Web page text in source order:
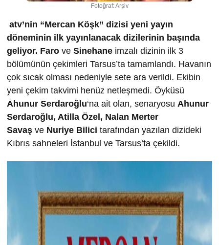
Fotoğraf: Arşiv
atv’nin “Mercan Köşk” dizisi yeni yayın
döneminin ilk yayınlanacak dizilerinin başında
geliyor. Faro ve Sinehane imzalı dizinin ilk 3
bölümünün çekimleri Tarsus’ta tamamlandı. Havanın
çok sıcak olması nedeniyle sete ara verildi. Ekibin
yeni çekim takvimi henüz netleşmedi. Öyküsü
Ahunur Serdaroğ lu‘na ait olan, senaryosu Ahunur
Serdaroğ lu, Atilla Özel, Nalan Merter
Savaş ve Nuriye Bilici tarafından yazılan dizideki
Kıbrıs sahneleri İstanbul ve Tarsus’ta çekildi.